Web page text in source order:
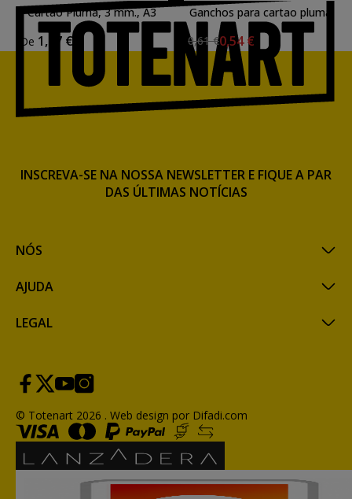
Cartao Pluma, 3 mm., A3
De 1,87 €
Ganchos para cartao pluma
0,61 €0,54 €
NÓS
AJUDA
LEGAL
INSCREVA-SE NA NOSSA NEWSLETTER E FIQUE A PAR
DAS ÚLTIMAS NOTÍCIAS
© Totenart 2026 . Web design por Difadi.com